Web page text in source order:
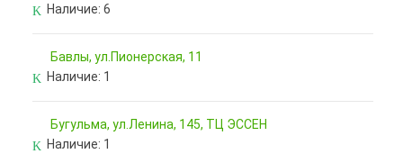
Наличие:6
Бавлы, ул.Пионерская, 11
Наличие: 1
Бугульма, ул.Ленина, 145, ТЦ ЭССЕН
Наличие: 1